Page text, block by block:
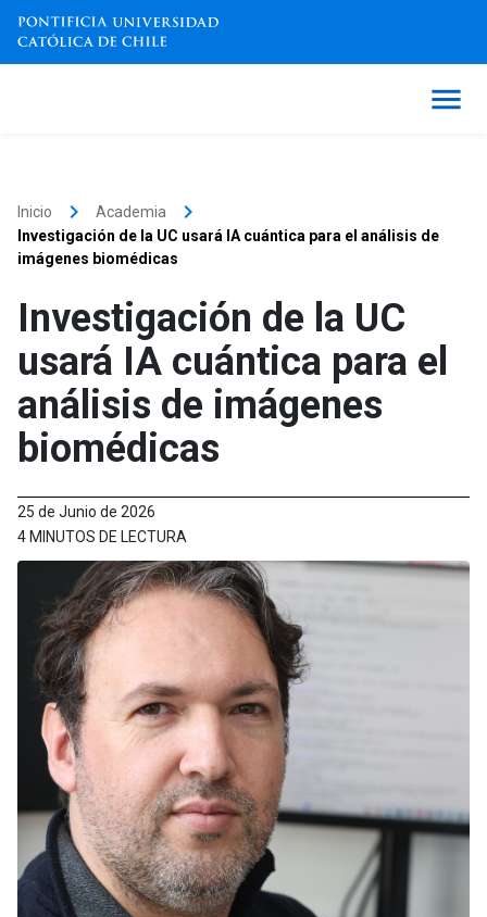
Inicio keyboard_arrow_right Academia keyboard_arrow_right
Investigación de la UC usará IA cuántica para el análisis de
imágenes biomédicas
Investigación de la UC
usará IA cuántica para el
análisis de imágenes
biomédicas
25 de Junio de 2026
4 MINUTOS DE LECTURA